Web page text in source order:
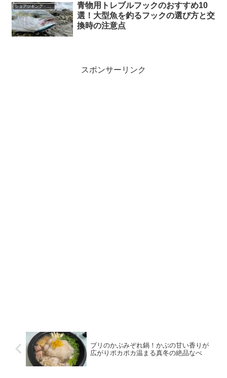
青物用トレブルフックのおすすめ10
選！大型魚を釣るフックの選び方と交
換時の注意点
スポンサーリンク
ブリのかぶみぞれ鍋！かぶの甘い香りが
広がりポカポカ温まる真冬の絶品なべ